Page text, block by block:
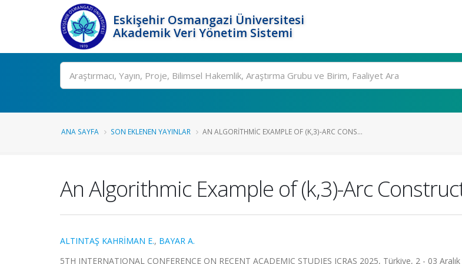
Eskişehir Osmangazi Üniversitesi
Akademik Veri Yönetim Sistemi
Ara
ANA SAYFA SON EKLENEN YAYINLAR AN ALGORITHMIC EXAMPLE OF (K,3)-ARC CONS...
An Algorithmic Example of (k,3)-Arc
ALTINTAŞ KAHRİMAN E., BAYAR A.
5TH INTERNATIONAL CONFERENCE ON RECENT ACADEMIC STUDIES ICRAS 2025, Türkiye, 2 - 03